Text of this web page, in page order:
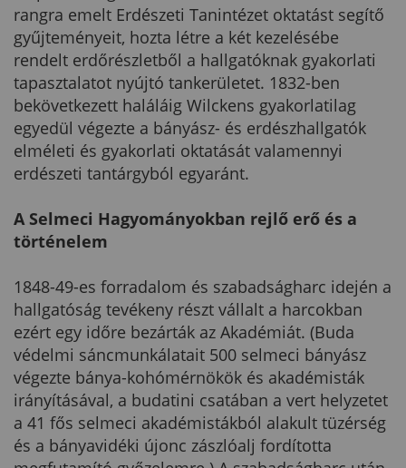
rangra emelt Erdészeti Tanintézet oktatást segítő
gyűjteményeit, hozta létre a két kezelésébe
rendelt erdőrészletből a hallgatóknak gyakorlati
tapasztalatot nyújtó tankerületet. 1832-ben
bekövetkezett haláláig Wilckens gyakorlatilag
egyedül végezte a bányász- és erdészhallgatók
elméleti és gyakorlati oktatását valamennyi
erdészeti tantárgyból egyaránt.
A Selmeci Hagyományokban rejlő erő és a
történelem
1848-49-es forradalom és szabadságharc idején a
hallgatóság tevékeny részt vállalt a harcokban
ezért egy időre bezárták az Akadémiát. (Buda
védelmi sáncmunkálatait 500 selmeci bányász
végezte bánya-kohómérnökök és akadémisták
irányításával, a budatini csatában a vert helyzetet
a 41 fős selmeci akadémistákból alakult tüzérség
és a bányavidéki újonc zászlóalj fordította